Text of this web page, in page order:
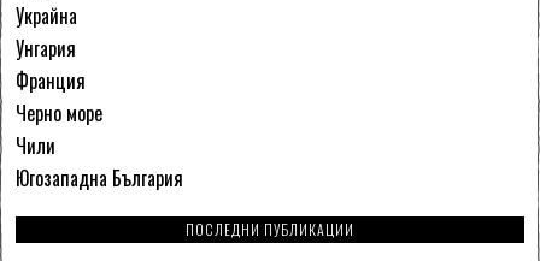
Украйна
Унгария
Франция
Черно море
Чили
Югозападна България
ПОСЛЕДНИ ПУБЛИКАЦИИ